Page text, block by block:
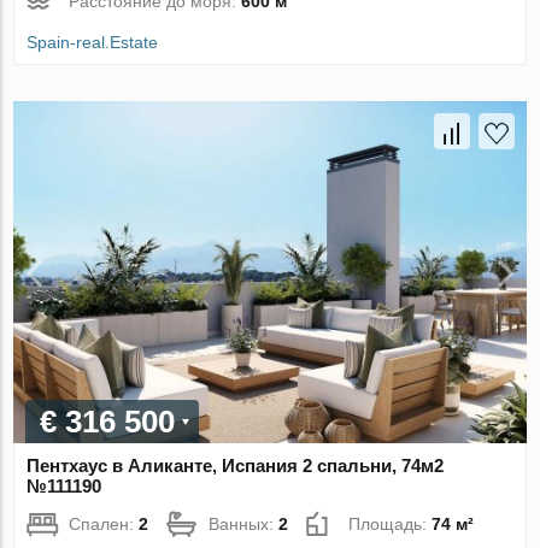
Spain-real.Estate
€ 316 500
Пентхаус в Аликанте, Испания 2 спальни, 74м2
№111190
Спален:2 Ванных:2 Площадь:74 м²